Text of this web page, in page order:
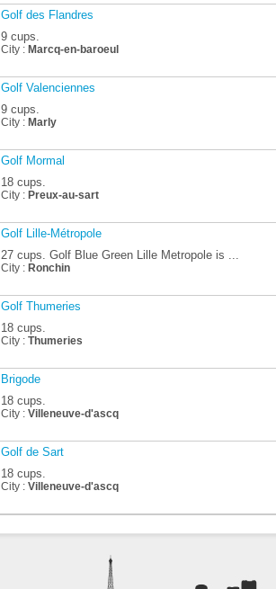
Golf des Flandres
9 cups.
City : Marcq-en-baroeul
Golf Valenciennes
9 cups.
City : Marly
Golf Mormal
18 cups.
City : Preux-au-sart
Golf Lille-Métropole
27 cups. Golf Blue Green Lille Metropole is ...
City : Ronchin
Golf Thumeries
18 cups.
City : Thumeries
Brigode
18 cups.
City : Villeneuve-d'ascq
Golf de Sart
18 cups.
City : Villeneuve-d'ascq